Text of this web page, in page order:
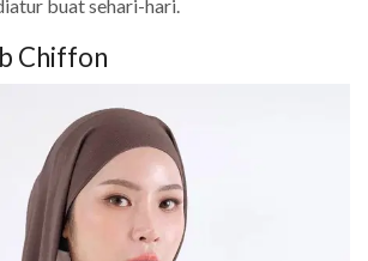
buat sehari-hari.
Chiffon